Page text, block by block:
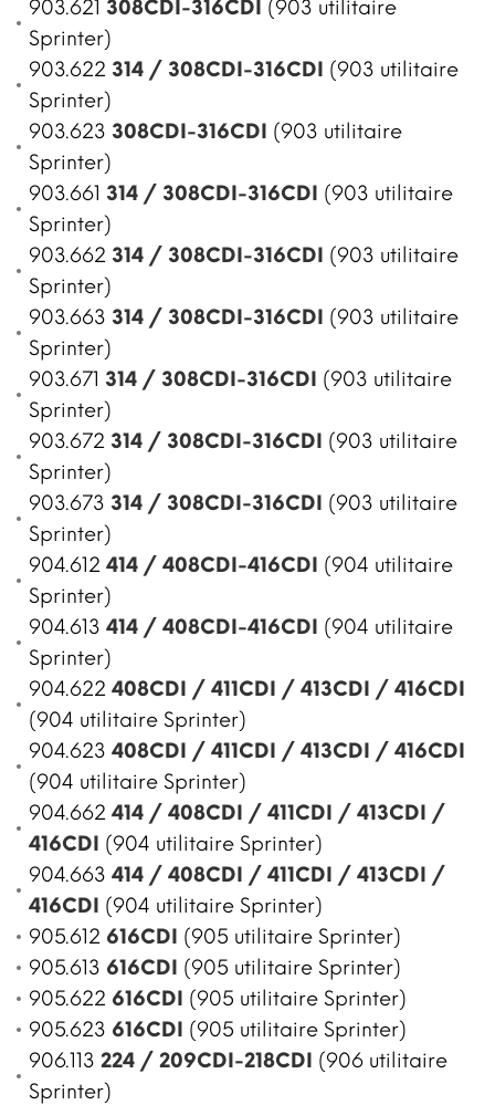
903.621 308CDI-316CDI (903 utilitaire
Sprinter)
903.622 314 / 308CDI-316CDI (903 utilitaire
Sprinter)
903.623 308CDI-316CDI (903 utilitaire
Sprinter)
903.661 314 / 308CDI-316CDI (903 utilitaire
Sprinter)
903.662 314 / 308CDI-316CDI (903 utilitaire
Sprinter)
903.663 314 / 308CDI-316CDI (903 utilitaire
Sprinter)
903.671 314 / 308CDI-316CDI (903 utilitaire
Sprinter)
903.672 314 / 308CDI-316CDI (903 utilitaire
Sprinter)
903.673 314 / 308CDI-316CDI (903 utilitaire
Sprinter)
904.612 414 / 408CDI-416CDI (904 utilitaire
Sprinter)
904.613 414 / 408CDI-416CDI (904 utilitaire
Sprinter)
904.622 408CDI / 411CDI / 413CDI / 416CDI
(904 utilitaire Sprinter)
904.623 408CDI / 411CDI / 413CDI / 416CDI
(904 utilitaire Sprinter)
904.662 414 / 408CDI / 411CDI / 413CDI /
416CDI (904 utilitaire Sprinter)
904.663 414 / 408CDI / 411CDI / 413CDI /
416CDI (904 utilitaire Sprinter)
905.612 616CDI (905 utilitaire Sprinter)
905.613 616CDI (905 utilitaire Sprinter)
905.622 616CDI (905 utilitaire Sprinter)
905.623 616CDI (905 utilitaire Sprinter)
906.113 224 / 209CDI-218CDI (906 utilitaire
Sprinter)